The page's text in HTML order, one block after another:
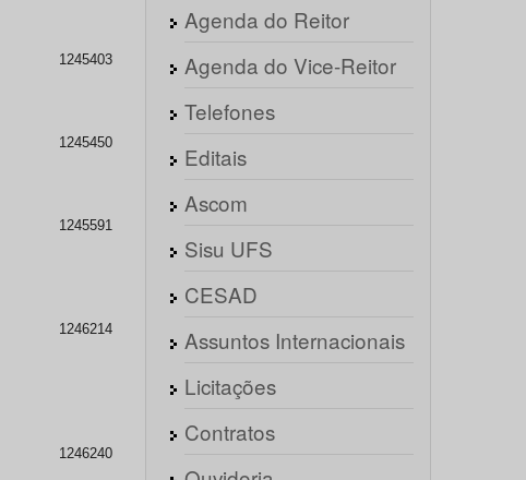
1245403
1245450
1245591
1246214
1246240
Agenda do Reitor
Agenda do Vice-Reitor
Telefones
Editais
Ascom
Sisu UFS
CESAD
Assuntos Internacionais
Licitações
Contratos